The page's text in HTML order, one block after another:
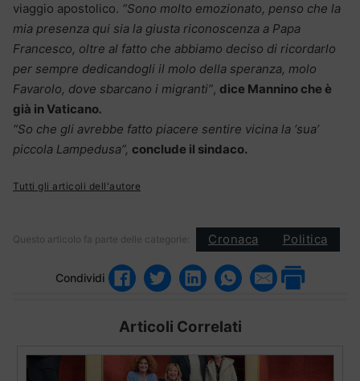
viaggio apostolico. “Sono molto emozionato, penso che la
mia presenza qui sia la giusta riconoscenza a Papa
Francesco, oltre al fatto che abbiamo deciso di ricordarlo
per sempre dedicandogli il molo della speranza, molo
Favarolo, dove sbarcano i migranti”, dice Mannino che è
già in Vaticano.
“So che gli avrebbe fatto piacere sentire vicina la ‘sua’
piccola Lampedusa”, conclude il sindaco.
Tutti gli articoli dell'autore
Questo articolo fa parte delle categorie: Cronaca Politica
Condividi
Articoli Correlati